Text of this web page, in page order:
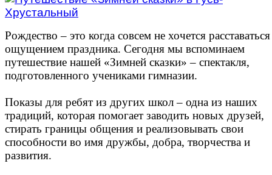
Рождество – это когда совсем не хочется
ощущением праздника. Сегодня мы вспоминаем
путешествие нашей «Зимней сказки» – спектакля,
подготовленного учениками гимназии.
Показы для ребят из других школ – одна из наших
традиций, которая помогает заводить новых друзей,
стирать границы общения и реализовывать свои
способности во имя дружбы, добра, творчества и
развития.